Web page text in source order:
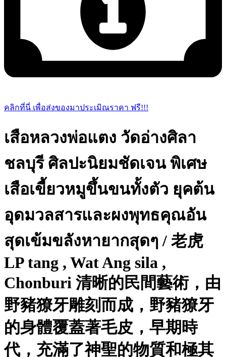
คลิกที่นี่ เพื่อส่งของมาประเมิณราคา ฟรี!!!
เสือหลวงพ่อแตง วัดอ่างศิลา
ชลบุรี ศิลปะนิยมชัดเจน พิเศษ
เสือเขี้ยวหมูขึ้นขนทั้งตัว ยุคต้น
อุดมวลสารและผงพุทธคุณอัน
สุดเข้มขลังหายากสุดๆ / 老虎
LP tang , Wat Ang sila ,
Chonburi 清晰的民間藝術，由
野豬獠牙雕刻而成，野豬獠牙
的身體覆蓋著毛皮，早期時
代，充滿了神聖的物質和極其